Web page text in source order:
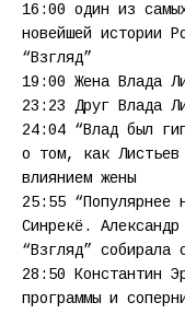
16:00 один из
новейшей истории
“Взгляд”
19:00 Жена Влада
23:23 Друг Влада
24:04 “Влад был
о том, как Листьев
влиянием жены
25:55 “Популярнее
Синрекё.
“Взгляд” собирала
28:50 Константин
программы и